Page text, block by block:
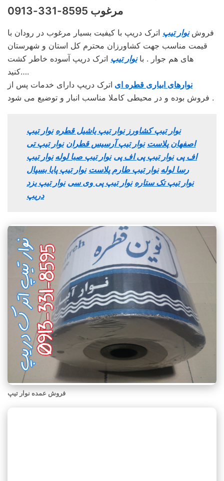
مرغوب 8595-331-0913
فروشنوار تیپ اترک دریپ با کیفیت بسیار مرغوب در رودان با
قیمت مناسب جهت کشاورزان محترم کل استان و شهرستان
های هم جوار . بانوار تیپ اترک دریپ آسوده خاطر کشت
کنید….
نوارهای ابیاری قطره ای اترک دریپ دارای خدمات پس از
فروش بوده و در محیطی کاملا مناسب انبار و توضیع می شود .
نوار تیپ کشاورز نوار تیپ یاشیل قطره نوار تیپ
اصفهان پلاست نوار تیپ آرسیس قطران نوار تیپ تی
اف پی نوار تیپ پی اف پی نوار تیپ صبا لوله نوار تیپ
رسا لوله نوار تیپ طارم پلاست نوار تیپ پایا بسپال
نوار تیپ تک ستاره نوار تیپ پی وی سی نوار تیپ یزد
دریپ
فروش عمده نوار تیپ